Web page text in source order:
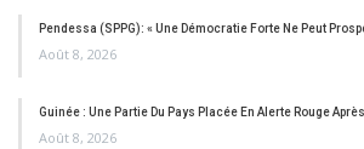
Pendessa (SPPG): « Une Démocratie Forte Ne Peut
Août 8, 2026
Guinée : Une Partie Du Pays Placée En Alerte Rouge
Août 8, 2026